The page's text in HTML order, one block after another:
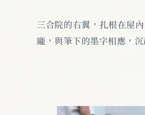
三合院的右翼，扎根在屋
龐，與筆下的墨字相應，